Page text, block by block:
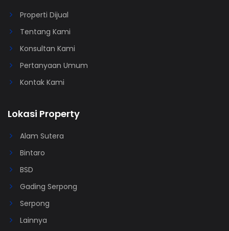
Properti Dijual
Tentang Kami
Konsultan Kami
Pertanyaan Umum
Kontak Kami
Lokasi Property
Alam Sutera
Bintaro
BSD
Gading Serpong
Serpong
Lainnya